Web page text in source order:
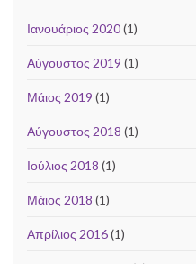
Ιανουάριος 2020(1)
Αύγουστος 2019 (1)
Μάιος 2019 (1)
Αύγουστος 2018 (1)
Ιούλιος 2018 (1)
Μάιος 2018 (1)
Απρίλιος 2016(1)